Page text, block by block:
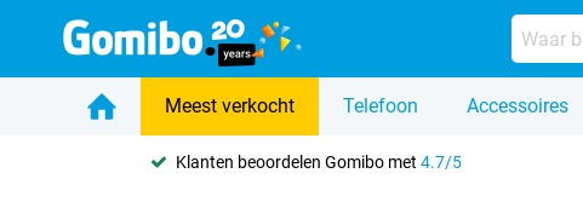
Meest verkocht Telefoon Accessoires
Klanten beoordelen Gomibo met 4.7/5